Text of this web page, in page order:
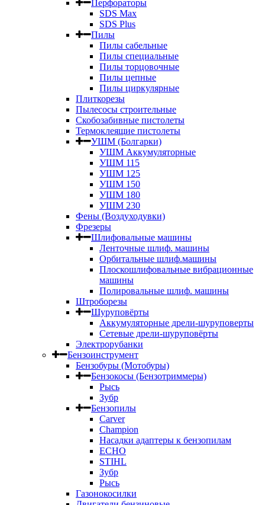
Перфораторы
SDS Max
SDS Plus
Пилы
Пилы сабельные
Пилы специальные
Пилы торцовочные
Пилы цепные
Пилы циркулярные
Плиткорезы
Пылесосы строительные
Скобозабивные пистолеты
Термоклеящие пистолеты
УШМ (Болгарки)
УШМ Аккумуляторные
УШМ 115
УШМ 125
УШМ 150
УШМ 180
УШМ 230
Фены (Воздуходувки)
Фрезеры
Шлифовальные машины
Ленточные шлиф. машины
Орбитальные шлиф.машины
Плоскошлифовальные вибрационные
машины
Полировальные шлиф. машины
Штроборезы
Шуруповёрты
Аккумуляторные дрели-шуруповерты
Сетевые дрели-шуруповёрты
Электрорубанки
Бензоинструмент
Бензобуры (Мотобуры)
Бензокосы (Бензотриммеры)
Рысь
Зубр
Бензопилы
Carver
Champion
Насадки адаптеры к бензопилам
ECHO
STIHL
Зубр
Рысь
Газонокосилки